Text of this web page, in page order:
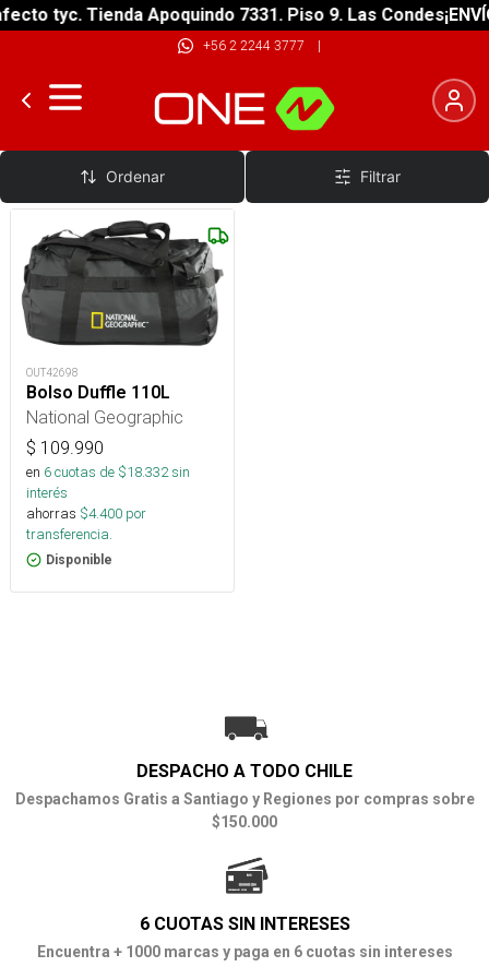
tyc. Tienda Apoquindo 7331. Piso 9. Las Condes
+56 2 2244 3777 |
Bolsos Estancos
Ordenar Filtrar
OUT42698
Bolso Duffle 110L
National Geographic
$ 109.990
en 6cuotas de $18.332sin
interés
ahorras $4.400 por
transferencia.
Disponible
DESPACHO A TODO CHILE
Despachamos Gratis a Santiago y Regiones por compras sobre
$150.000
6 CUOTAS SIN INTERESES
Encuentra + 1000 marcas y paga en 6 cuotas sin intereses